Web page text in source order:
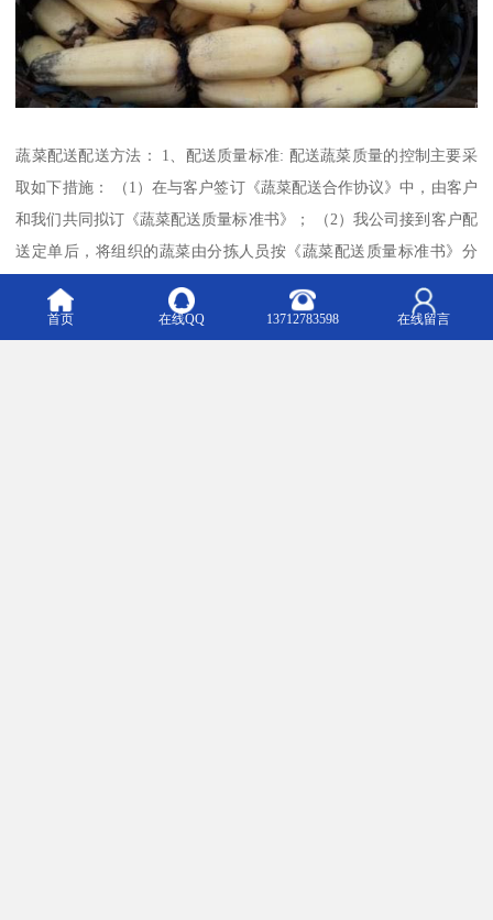
蔬菜配送配送方法： 1、配送质量标准: 配送蔬菜质量的控制主要采
取如下措施： （1）在与客户签订《蔬菜配送合作协议》中，由客户
和我们共同拟订《蔬菜配送质量标准书》； （2）我公司接到客户配
送定单后，将组织的蔬菜由分拣人员按《蔬菜配送质量标准书》分
送往客户； （3）我们配送的蔬菜经由客户的质量监督员验收。 2、
首页 在线QQ 13712783598 在线留言